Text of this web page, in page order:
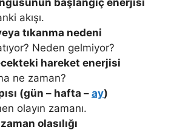
başlangıç enerjisi
akışı.
tıkanma nedeni
Neden gelmiyor?
hareket enerjisi
ne zaman?
(gün – hafta –ay)
olayın zamanı.
olasılığı